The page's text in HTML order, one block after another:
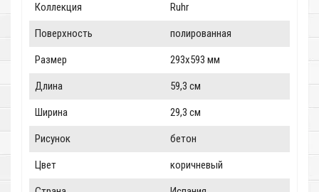
Коллекция Ruhr
Поверхность полированная
Размер 293x593 мм
Длина 59,3 см
Ширина 29,3 см
Рисунок бетон
Цвет коричневый